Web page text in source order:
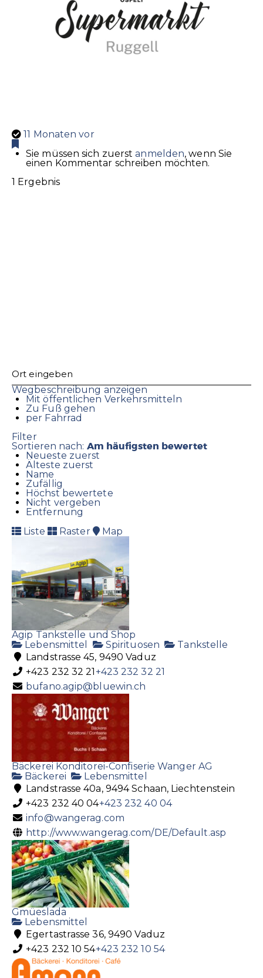
11 Monaten vor
Sie müssen sich zuerstanmelden, wenn Sie
einen Kommentar schreiben möchten.
1 Ergebnis
Wegbeschreibung anzeigen
Mit öffentlichen Verkehrsmitteln
Zu Fuß gehen
per Fahrrad
Filter
Sortieren nach: Am häufigsten bewertet
Neueste zuerst
Älteste zuerst
Name
Zufällig
Höchst bewertete
Nicht vergeben
Entfernung
Liste
Raster Map
Agip Tankstelle und Shop
Lebensmittel
Spirituosen
Tankstelle
Landstrasse 45, 9490 Vaduz
+423 232 32 21 +423 232 32 21
bufano.agip@bluewin.ch
Bäckerei Konditorei-Confiserie Wanger AG
Bäckerei
Lebensmittel
Landstrasse 40a, 9494 Schaan, Liechtenstein
+423 232 40 04+423 232 40 04
info@wangerag.com
http://www.wangerag.com/DE/Default.asp
Gmüeslada
Lebensmittel
Egertastrasse 36, 9490 Vaduz
+423 232 10 54+423 232 10 54